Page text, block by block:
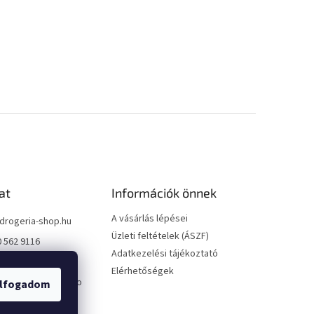
drogeria-shop.hu
562 9116
www.facebook.co
Információk önnek
A vásárlás lépései
Üzleti feltételek (ÁSZF)
Adatkezelési tájékoztató
Elérhetőségek